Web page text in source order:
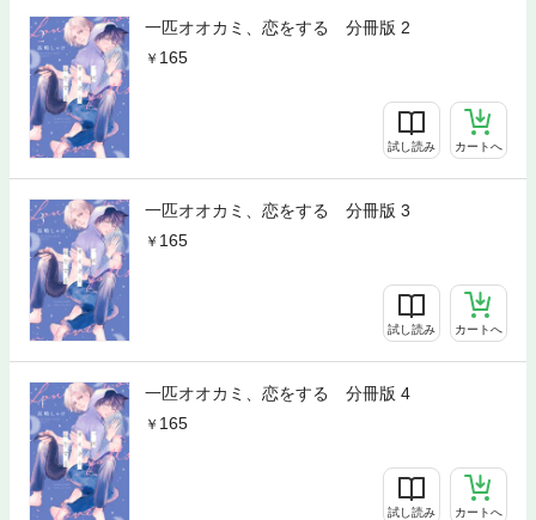
一匹オオカミ、恋をする 分冊版 2
165
試し読み カートへ
一匹オオカミ、恋をする 分冊版 3
165
試し読み カートへ
一匹オオカミ、恋をする 分冊版 4
165
試し読み カートへ